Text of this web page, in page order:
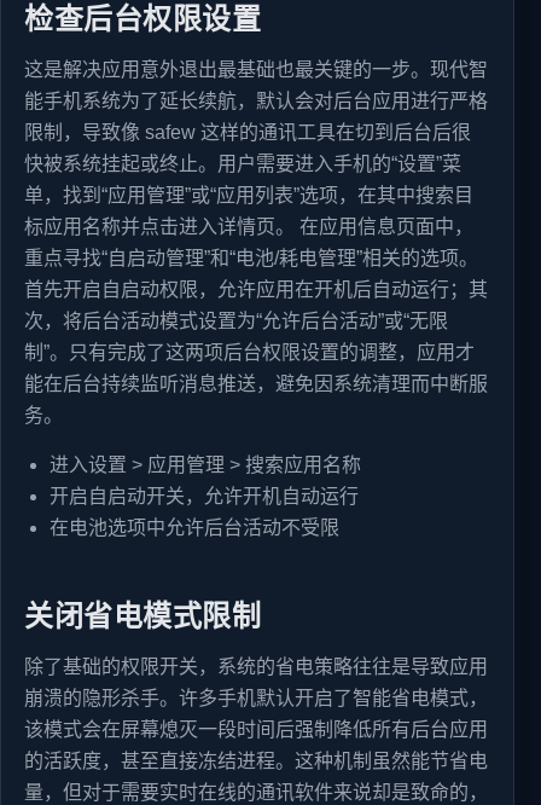
检查后台权限设置
这是解决应用意外退出最基础也最关键的一步。现代智
能手机系统为了延长续航，默认会对后台应用进行严格
限制，导致像 safew 这样的通讯工具在切到后台后很
快被系统挂起或终止。用户需要进入手机的“设置”菜
单，找到“应用管理”或“应用列表”选项，在其中搜索目
标应用名称并点击进入详情页。 在应用信息页面中，
重点寻找“自启动管理”和“电池/耗电管理”相关的选项。
首先开启自启动权限，允许应用在开机后自动运行；其
次，将后台活动模式设置为“允许后台活动”或“无限
制”。只有完成了这两项后台权限设置的调整，应用才
能在后台持续监听消息推送，避免因系统清理而中断服
务。
进入设置 > 应用管理 > 搜索应用名称
开启自启动开关，允许开机自动运行
在电池选项中允许后台活动不受限
关闭省电模式限制
除了基础的权限开关，系统的省电策略往往是导致应用
崩溃的隐形杀手。许多手机默认开启了智能省电模式，
该模式会在屏幕熄灭一段时间后强制降低所有后台应用
的活跃度，甚至直接冻结进程。这种机制虽然能节省电
量，但对于需要实时在线的通讯软件来说却是致命的，